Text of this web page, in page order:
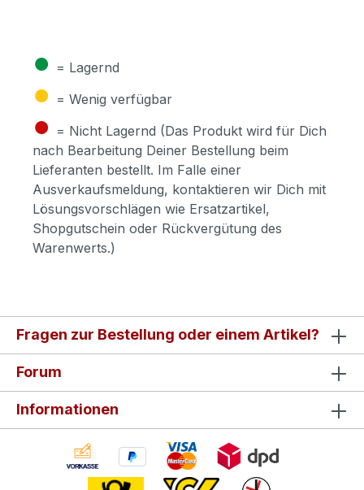
● = Lagernd
● = Wenig verfügbar
● = Nicht Lagernd (Das Produkt wird für Dich
nach Bearbeitung Deiner Bestellung beim
Lieferanten bestellt. Im Falle einer
Ausverkaufsmeldung, kontaktieren wir Dich mit
Lösungsvorschlägen wie Ersatzartikel,
Shopgutschein oder Rückvergütung des
Warenwerts.)
Fragen zur Bestellung oder einem Artikel?
Forum
Informationen